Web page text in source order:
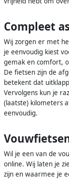
Compleet
Wij zorgen er met
je eenvoudig kiest
gemak en comfort,
De fietsen zijn de
betekent dat
Vervolgens kun je
(laatste) kilometers
eenvoudig.
Wil je een van de
online. Wij laten je
zijn en waarmee je